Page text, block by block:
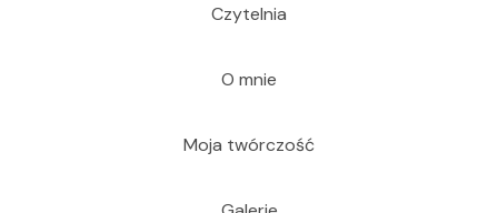
Czytelnia
O mnie
Moja twórczość